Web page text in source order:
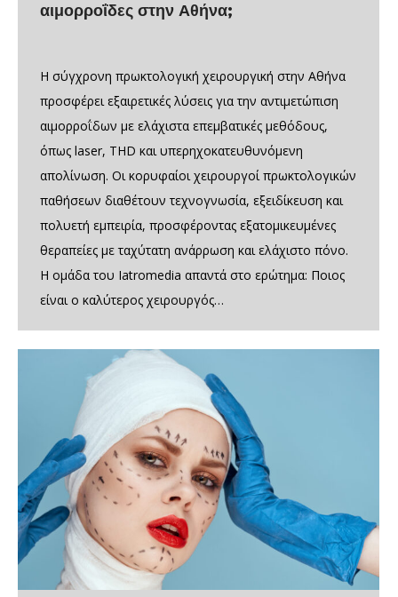
αιμορροΐδες στην Αθήνα;
Η σύγχρονη πρωκτολογική χειρουργική στην Αθήνα
προσφέρει εξαιρετικές λύσεις για την αντιμετώπιση
αιμορροΐδων με ελάχιστα επεμβατικές μεθόδους,
όπως laser, THD και υπερηχοκατευθυνόμενη
απολίνωση. Οι κορυφαίοι χειρουργοί πρωκτολογικών
παθήσεων διαθέτουν τεχνογνωσία, εξειδίκευση και
πολυετή εμπειρία, προσφέροντας εξατομικευμένες
θεραπείες με ταχύτατη ανάρρωση και ελάχιστο πόνο.
Η ομάδα του Iatromedia απαντά στο ερώτημα: Ποιος
είναι ο καλύτερος χειρουργός…